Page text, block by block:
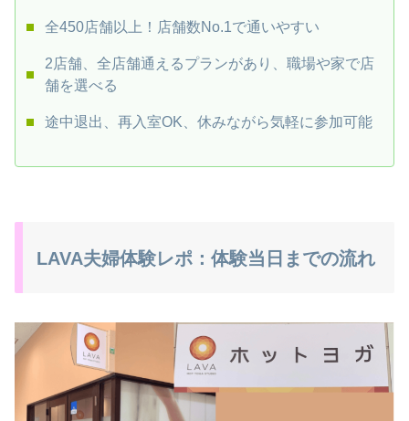
全450店舗以上！店舗数No.1で通いやすい
2店舗、全店舗通えるプランがあり、職場や家で店
舗を選べる
途中退出、再入室OK、休みながら気軽に参加可能
LAVA夫婦体験レポ：体験当日までの流れ